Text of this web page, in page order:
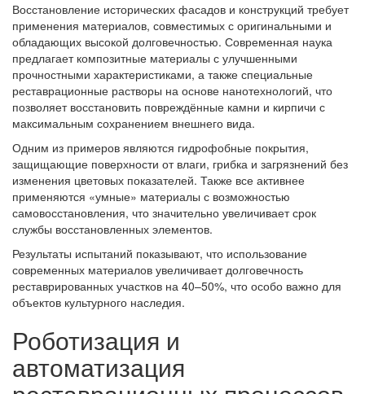
Восстановление исторических фасадов и конструкций требует
применения материалов, совместимых с оригинальными и
обладающих высокой долговечностью. Современная наука
предлагает композитные материалы с улучшенными
прочностными характеристиками, а также специальные
реставрационные растворы на основе нанотехнологий, что
позволяет восстановить повреждённые камни и кирпичи с
максимальным сохранением внешнего вида.
Одним из примеров являются гидрофобные покрытия,
защищающие поверхности от влаги, грибка и загрязнений без
изменения цветовых показателей. Также все активнее
применяются «умные» материалы с возможностью
самовосстановления, что значительно увеличивает срок
службы восстановленных элементов.
Результаты испытаний показывают, что использование
современных материалов увеличивает долговечность
реставрированных участков на 40–50%, что особо важно для
объектов культурного наследия.
Роботизация и
автоматизация